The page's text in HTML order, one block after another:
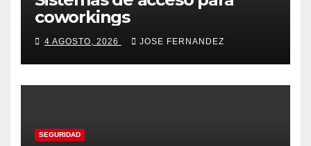
coworkings
4 AGOSTO, 2026 JOSE FERNANDEZ
SEGURIDAD